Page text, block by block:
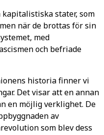
stater, som
när de brottas för sin
med
och befriade
historia finner vi
Det visar att en annan
en möjlig verklighet. De
av
som blev dess